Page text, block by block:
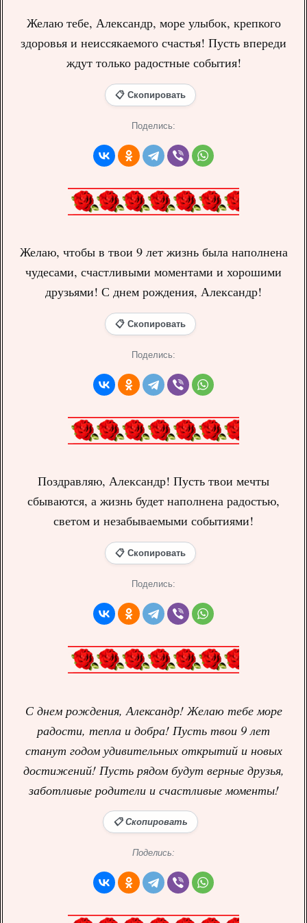
Желаю тебе, Александр, море улыбок, крепкого
здоровья и неиссякаемого счастья! Пусть впереди
ждут только радостные события!
📋 Скопировать
Поделись:
Желаю, чтобы в твои 9 лет жизнь была наполнена
чудесами, счастливыми моментами и хорошими
друзьями! С днем рождения, Александр!
📋 Скопировать
Поделись:
Поздравляю, Александр! Пусть твои мечты
сбываются, а жизнь будет наполнена радостью,
светом и незабываемыми событиями!
📋 Скопировать
Поделись:
С днем рождения, Александр! Желаю тебе море
радости, тепла и добра! Пусть твои 9 лет
станут годом удивительных открытий и новых
достижений! Пусть рядом будут верные друзья,
заботливые родители и счастливые моменты!
📋 Скопировать
Поделись: